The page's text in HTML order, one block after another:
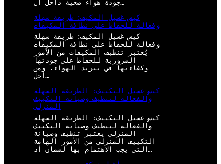
جودة هواء صحية داخل ال…
كيس غسيل المكيف: طريقة سهلة
وفعالة للحفاظ على نظافة المكيفات
كيس غسيل المكيف: طريقة سهلة
وفعالة للحفاظ على نظافة المكيفات
يُعتبر تنظيف المكيفات من الأمور
الضرورية للحفاظ على جودتها
وكفاءتها في تبريد الهواء. ومن
أجل…
كيس غسيل التكييف: الطريقة السهلة
والفعالة لتنظيف وصيانة التكييف
المنزلي
كيس غسيل التكييف: الطريقة السهلة
والفعالة لتنظيف وصيانة التكييف
المنزلي يعتبر تنظيف وصيانة
التكييف المنزلي من الأمور الهامة
التي يجب الاهتمام بها لضمان أد…